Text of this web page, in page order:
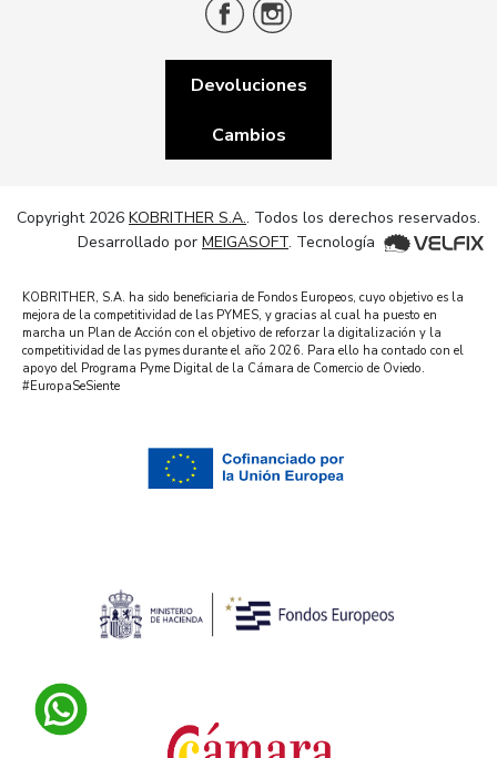
Devoluciones
Cambios
Copyright 2026 KOBRITHER S.A.. Todos los derechos reservados.
Desarrollado por MEIGASOFT. Tecnología
KOBRITHER, S.A. ha sido beneficiaria de Fondos Europeos, cuyo objetivo es la
mejora de la competitividad de las PYMES, y gracias al cual ha puesto en
marcha un Plan de Acción con el objetivo de reforzar la digitalización y la
competitividad de las pymes durante el año 2026. Para ello ha contado con el
apoyo del Programa Pyme Digital de la Cámara de Comercio de Oviedo.
#EuropaSeSiente